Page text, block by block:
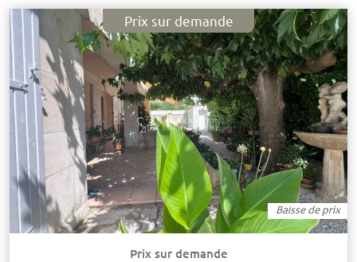
Prix sur demande
Baisse de prix
Prix sur demande